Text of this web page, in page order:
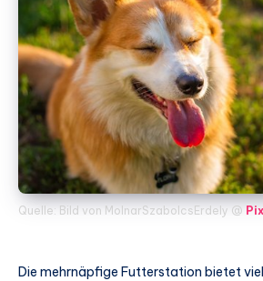
Quelle: Bild von MolnarSzabolcsErdely @
Die mehrnäpfige Futterstation bietet